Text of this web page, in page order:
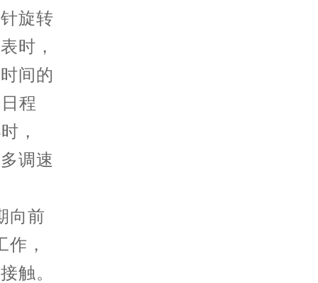
旋转
时，
间的
程
，
调速
向前
，
触。